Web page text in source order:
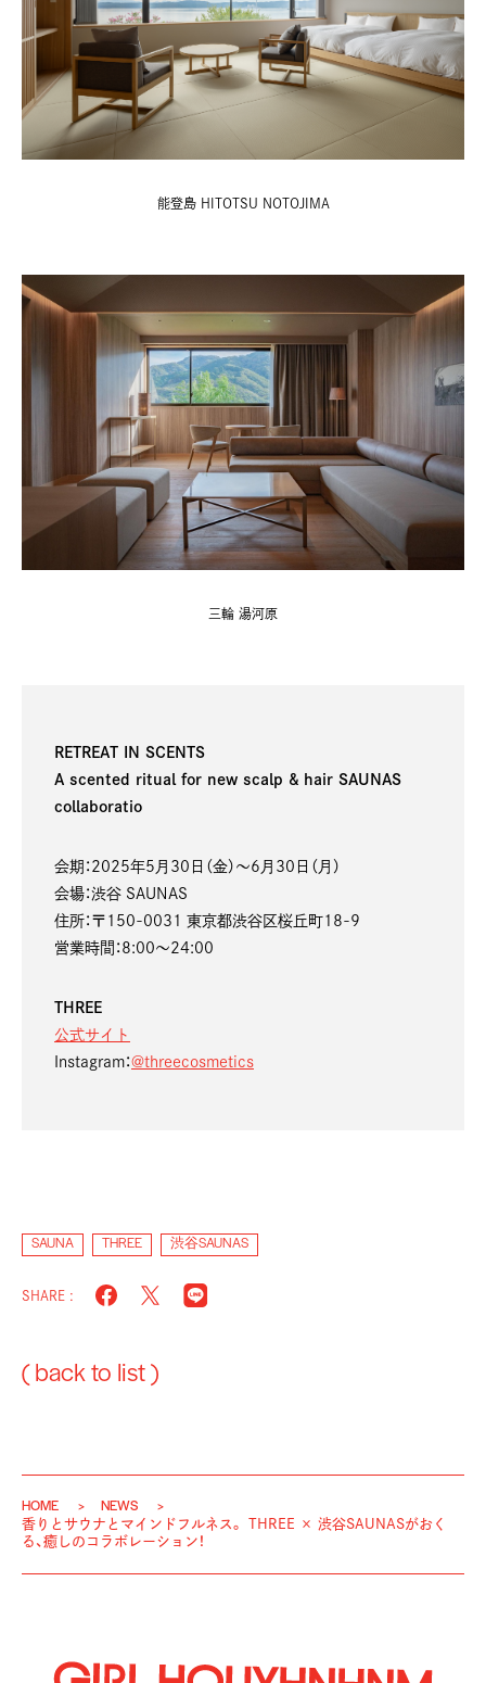
能登島 HITOTSU NOTOJIMA
三輪 湯河原
RETREAT IN SCENTS
A scented ritual for new scalp & hair SAUNAS
collaboratio
会期：2025年5月30日（金）〜6月30日（月）
会場：渋谷 SAUNAS
住所：〒150-0031 東京都渋谷区桜丘町18-9
営業時間：8:00〜24:00
THREE
公式サイト
Instagram：@threecosmetics
SAUNA THREE 渋谷SAUNAS
SHARE :
( back to list )
HOME
NEWS
香りとサウナとマインドフルネス。 THREE × 渋谷SAUNASがおく
る、癒しのコラボレーション！